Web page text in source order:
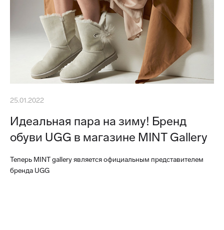
25.01.2022
Идеальная пара на зиму! Бренд
обуви UGG в магазине MINT Gallery
Теперь MINT gallery является официальным представителем
бренда UGG